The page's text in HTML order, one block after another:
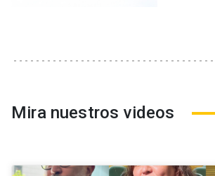
Mira nuestros videos